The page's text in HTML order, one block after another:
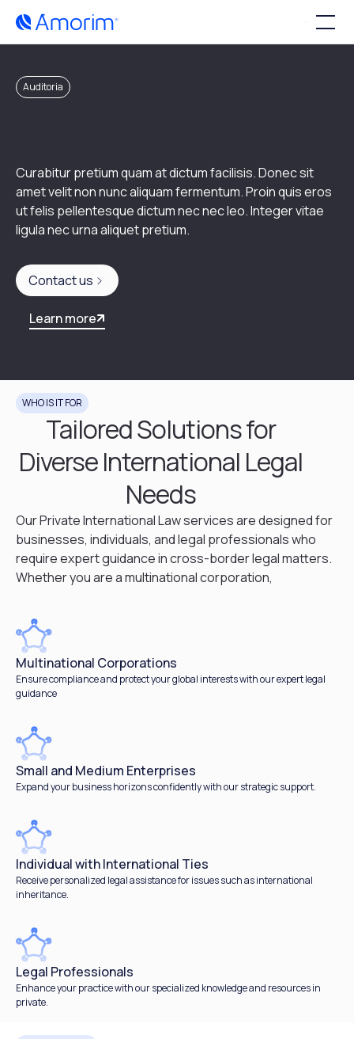
Auditoria
Curabitur pretium quam at dictum facilisis. Donec sit
amet velit non nunc aliquam fermentum. Proin quis eros
ut felis pellentesque dictum nec nec leo. Integer vitae
ligula nec urna aliquet pretium.
Contact us
Learn more
WHO IS IT FOR
Tailored Solutions for
Diverse International Legal
Needs
Our Private International Law services are designed for
businesses, individuals, and legal professionals who
require expert guidance in cross-border legal matters.
Whether you are a multinational corporation,
Multinational Corporations
Ensure compliance and protect your global interests with our expert legal
guidance
Small and Medium Enterprises
Expand your business horizons confidently with our strategic support.
Individual with International Ties
Receive personalized legal assistance for issues such as international
inheritance.
Legal Professionals
Enhance your practice with our specialized knowledge and resources in
private.